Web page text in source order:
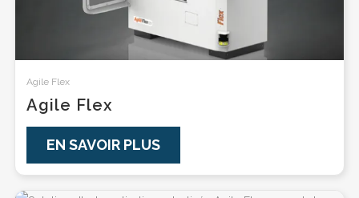
Agile Flex
Agile Flex
EN SAVOIR PLUS